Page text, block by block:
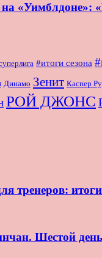
«Уимблдоне»:
#итоги сезона
Динамо Зенит Каспер
РОЙ ДЖОНС
тренеров:
Шестой